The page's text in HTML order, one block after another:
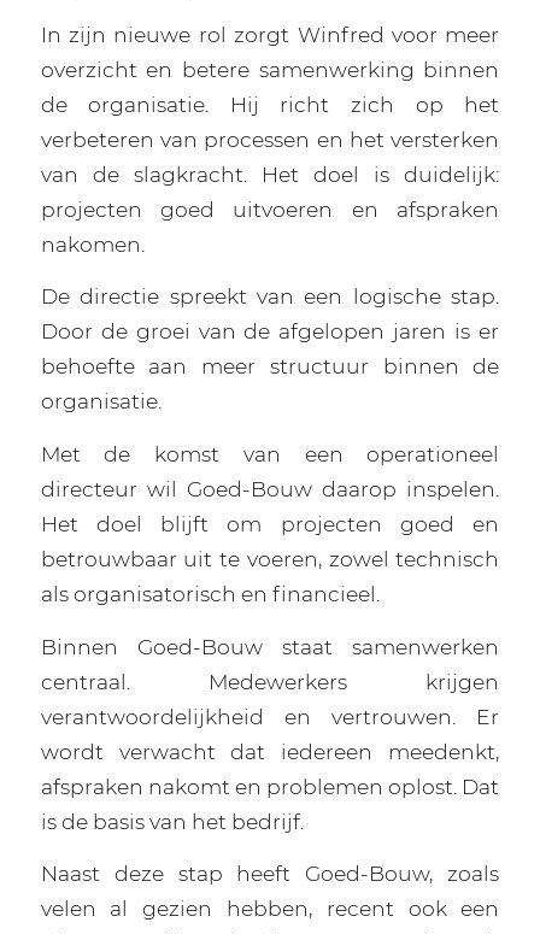
In zijn nieuwe rol zorgt Winfred voor meer
overzicht en betere samenwerking binnen
de organisatie. Hij richt zich op het
verbeteren van processen en het versterken
van de slagkracht. Het doel is duidelijk:
projecten goed uitvoeren en afspraken
nakomen.
De directie spreekt van een logische stap.
Door de groei van de afgelopen jaren is er
behoefte aan meer structuur binnen de
organisatie.
Met de komst van een operationeel
directeur wil Goed-Bouw daarop inspelen.
Het doel blijft om projecten goed en
betrouwbaar uit te voeren, zowel technisch
als organisatorisch en financieel.
Binnen Goed-Bouw staat samenwerken
centraal. Medewerkers krijgen
verantwoordelijkheid en vertrouwen. Er
wordt verwacht dat iedereen meedenkt,
afspraken nakomt en problemen oplost. Dat
is de basis van het bedrijf.
Naast deze stap heeft Goed-Bouw, zoals
velen al gezien hebben, recent ook een